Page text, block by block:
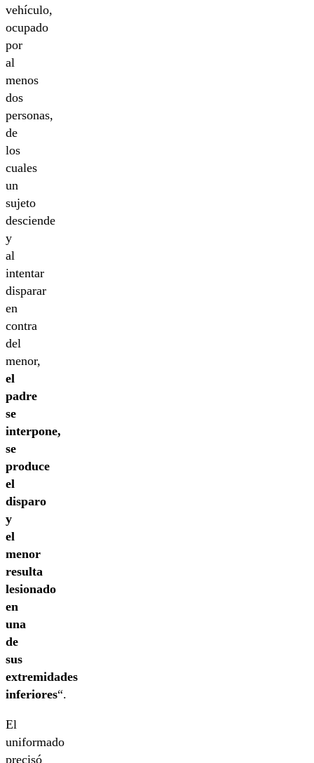
vehículo,
ocupado
por
al
menos
dos
personas,
de
los
cuales
un
sujeto
desciende
y
al
intentar
disparar
en
contra
del
menor,
el
padre
se
interpone,
se
produce
el
disparo
y
el
menor
resulta
lesionado
en
una
de
sus
extremidades
inferiores“.
El
uniformado
precisó